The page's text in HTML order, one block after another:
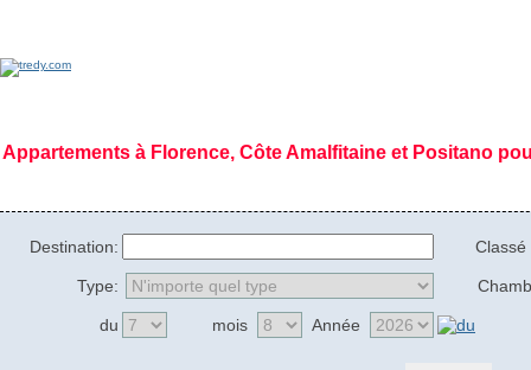
Appartements à Florence, Côte Amalfitaine et Positano
Destination: Classé
Type:
du mois Année